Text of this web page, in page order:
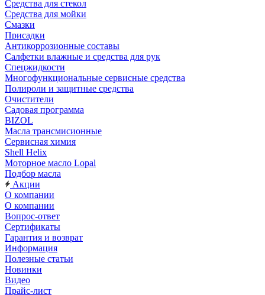
Средства для стекол
Средства для мойки
Смазки
Присадки
Антикоррозионные составы
Салфетки влажные и средства для рук
Спецжидкости
Многофункциональные сервисные средства
Полироли и защитные средства
Очистители
Садовая программа
BIZOL
Масла трансмисионные
Сервисная химия
Shell Helix
Моторное масло Lopal
Подбор масла
Акции
О компании
О компании
Вопрос-ответ
Сертификаты
Гарантия и возврат
Информация
Полезные статьи
Новинки
Видео
Прайс-лист